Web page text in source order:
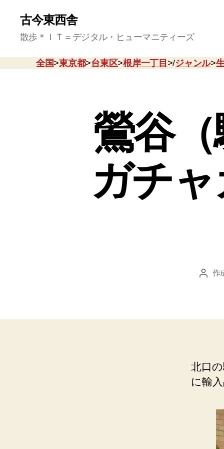
古今東西舎
散歩＊ＩＴ＝デジタル・ヒューマニティーズ
全国>東京都>台東区>根岸一丁目 >/ジャンル>
鶯谷
ガチ
投 作
北口
に輸